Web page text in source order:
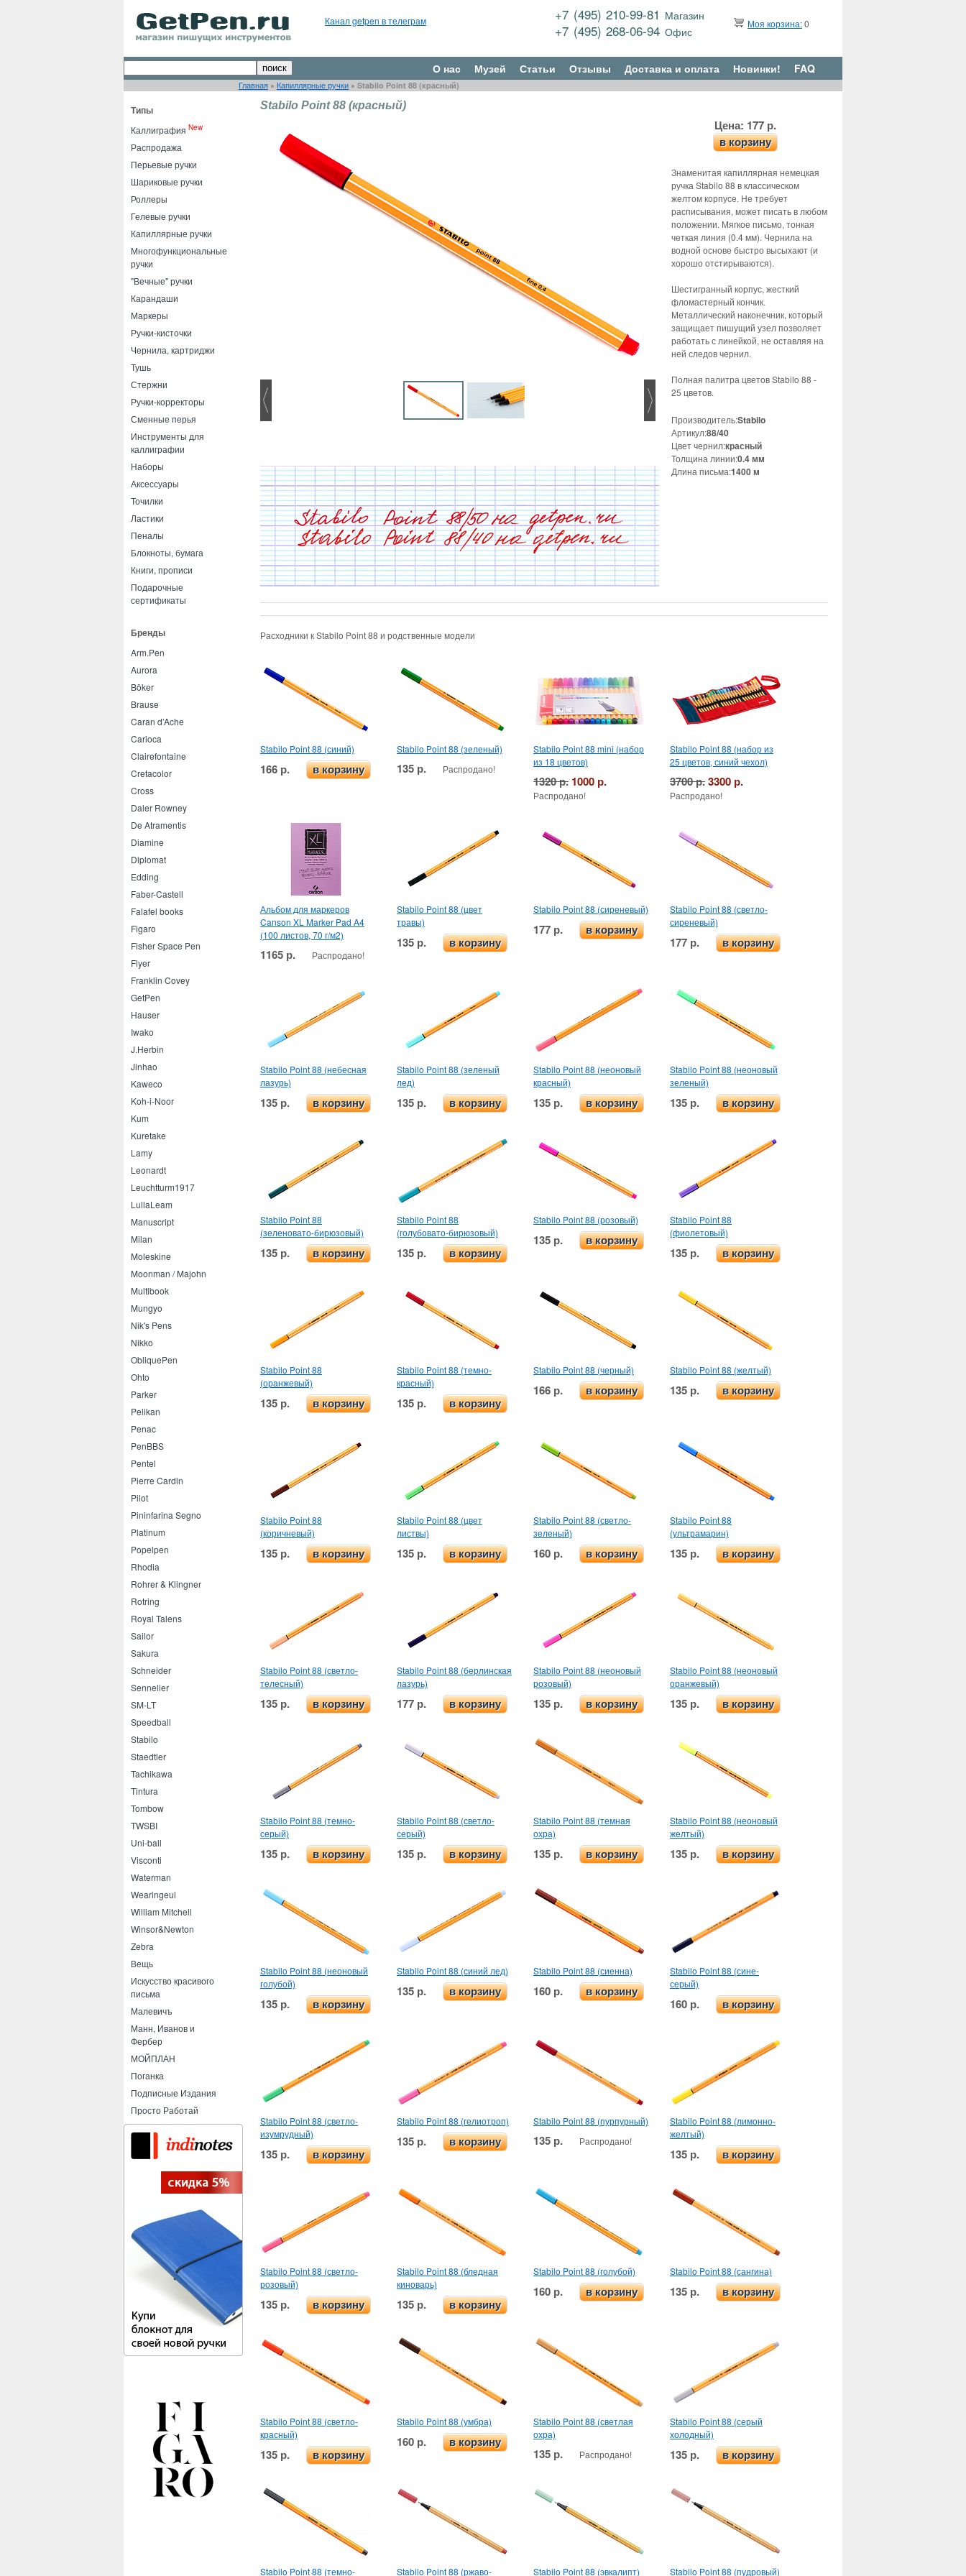
Канал getpen в телеграм +7 (495) 210-99-81 Магазин
+7 (495) 268-06-94Офис
Моя корзина:0
О нас Музей Статьи Отзывы Доставка и оплата Новинки! FAQ
Главная » Капиллярные ручки » Stabilo Point 88 (красный)
Типы
Каллиграфия New
Распродажа
Перьевые ручки
Шариковые ручки
Роллеры
Гелевые ручки
Капиллярные ручки
Многофункциональные
ручки
"Вечные" ручки
Карандаши
Маркеры
Ручки-кисточки
Чернила, картриджи
Тушь
Стержни
Ручки-корректоры
Сменные перья
Инструменты для
каллиграфии
Наборы
Аксессуары
Точилки
Ластики
Пеналы
Блокноты, бумага
Книги, прописи
Подарочные
сертификаты
Бренды
Arm.Pen
Aurora
Böker
Brause
Caran d’Ache
Carioca
Clairefontaine
Cretacolor
Cross
Daler Rowney
De Atramentis
Diamine
Diplomat
Edding
Faber-Castell
Falafel books
Figaro
Fisher Space Pen
Flyer
Franklin Covey
GetPen
Hauser
Iwako
J.Herbin
Jinhao
Kaweco
Koh-i-Noor
Kum
Kuretake
Lamy
Leonardt
Leuchtturm1917
LullaLeam
Manuscript
Milan
Moleskine
Moonman / Majohn
Multibook
Mungyo
Nik's Pens
Nikko
ObliquePen
Ohto
Parker
Pelikan
Penac
PenBBS
Pentel
Pierre Cardin
Pilot
Pininfarina Segno
Platinum
Popelpen
Rhodia
Rohrer & Klingner
Rotring
Royal Talens
Sailor
Sakura
Schneider
Sennelier
SM-LT
Speedball
Stabilo
Staedtler
Tachikawa
Tintura
Tombow
TWSBI
Uni-ball
Visconti
Waterman
Wearingeul
William Mitchell
Winsor&Newton
Zebra
Вещь
Искусство красивого
письма
Малевичъ
Манн, Иванов и
Фербер
МОЙПЛАН
Поганка
Подписные Издания
Просто Работай
Stabilo Point 88 (красный)
Цена: 177 р.
в корзину
Знаменитая капиллярная немецкая
ручка Stabilo 88 в классическом
желтом корпусе. Не требует
расписывания, может писать в любом
положении. Мягкое письмо, тонкая
четкая линия (0.4 мм). Чернила на
водной основе быстро высыхают (и
хорошо отстирываются).
Шестигранный корпус, жесткий
фломастерный кончик.
Металлический наконечник, который
защищает пишущий узел позволяет
работать с линейкой, не оставляя на
ней следов чернил.
Полная палитра цветов Stabilo 88 -
25 цветов.
Производитель:Stabilo
Артикул:88/40
Цвет чернил:красный
Толщина линии:0.4 мм
Длина письма:1400 м
Расходники к Stabilo Point 88 и родственные модели
Stabilo Point 88 (синий)
166 р. в корзину
Stabilo Point 88 (зеленый)
135 р. Распродано!
Stabilo Point 88 mini (набор
из 18 цветов)
1320 р. 1000 р.
Распродано!
Stabilo Point 88 (набор из
25 цветов, синий чехол)
3700 р.3300 р.
Распродано!
Альбом для маркеров
Canson XL Marker Pad A4
(100 листов, 70 г/м2)
1165 р. Распродано!
Stabilo Point 88 (цвет
травы)
135 р. в корзину
Stabilo Point 88 (сиреневый)
177 р. в корзину
Stabilo Point 88 (светло-
сиреневый)
177 р. в корзину
Stabilo Point 88 (небесная
лазурь)
135 р. в корзину
Stabilo Point 88 (зеленый
лед)
135 р. в корзину
Stabilo Point 88 (неоновый
красный)
135 р. в корзину
Stabilo Point 88 (неоновый
зеленый)
135 р. в корзину
Stabilo Point 88
(зеленовато-бирюзовый)
135 р. в корзину
Stabilo Point 88
(голубовато-бирюзовый)
135 р. в корзину
Stabilo Point 88 (розовый)
135 р. в корзину
Stabilo Point 88
(фиолетовый)
135 р. в корзину
Stabilo Point 88
(оранжевый)
135 р. в корзину
Stabilo Point 88 (темно-
красный)
135 р. в корзину
Stabilo Point 88 (черный)
166 р. в корзину
Stabilo Point 88 (желтый)
135 р. в корзину
Stabilo Point 88
(коричневый)
135 р. в корзину
Stabilo Point 88 (цвет
листвы)
135 р. в корзину
Stabilo Point 88 (светло-
зеленый)
160 р. в корзину
Stabilo Point 88
(ультрамарин)
135 р. в корзину
Stabilo Point 88 (светло-
телесный)
135 р. в корзину
Stabilo Point 88 (берлинская
лазурь)
177 р. в корзину
Stabilo Point 88 (неоновый
розовый)
135 р. в корзину
Stabilo Point 88 (неоновый
оранжевый)
135 р. в корзину
Stabilo Point 88 (темно-
серый)
135 р. в корзину
Stabilo Point 88 (светло-
серый)
135 р. в корзину
Stabilo Point 88 (темная
охра)
135 р. в корзину
Stabilo Point 88 (неоновый
желтый)
135 р. в корзину
Stabilo Point 88 (неоновый
голубой)
135 р. в корзину
Stabilo Point 88 (синий лед)
135 р. в корзину
Stabilo Point 88 (сиенна)
160 р. в корзину
Stabilo Point 88 (сине-
серый)
160 р. в корзину
Stabilo Point 88 (светло-
изумрудный)
135 р. в корзину
Stabilo Point 88 (гелиотроп)
135 р. в корзину
Stabilo Point 88 (пурпурный)
135 р. Распродано!
Stabilo Point 88 (лимонно-
желтый)
135 р. в корзину
Stabilo Point 88 (светло-
розовый)
135 р. в корзину
Stabilo Point 88 (бледная
киноварь)
135 р. в корзину
Stabilo Point 88 (голубой)
160 р. в корзину
Stabilo Point 88 (сангина)
135 р. в корзину
Stabilo Point 88 (светло-
красный)
135 р. в корзину
Stabilo Point 88 (умбра)
160 р. в корзину
Stabilo Point 88 (светлая
охра)
135 р. Распродано!
Stabilo Point 88 (серый
холодный)
135 р. в корзину
Stabilo Point 88 (темно- Stabilo Point 88 (ржаво- Stabilo Point 88 (эвкалипт) Stabilo Point 88 (пудровый)